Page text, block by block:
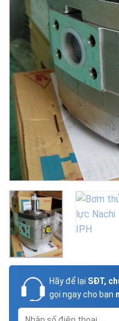
Hãy để lại SĐT,
gọi ngay cho bạn